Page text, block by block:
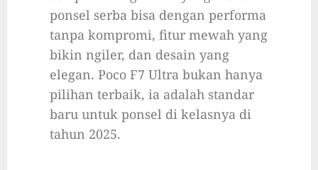
ponsel serba bisa dengan performa
tanpa kompromi, fitur mewah yang
bikin ngiler, dan desain yang
elegan. Poco F7 Ultra bukan hanya
pilihan terbaik, ia adalah standar
baru untuk ponsel di kelasnya di
tahun 2025.